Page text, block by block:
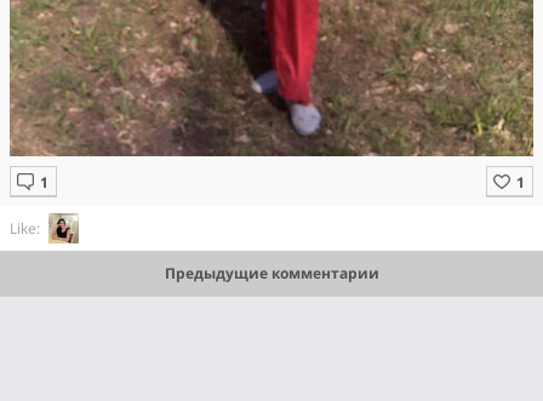
Like:
Предыдущие комментарии